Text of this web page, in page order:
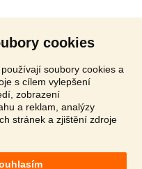
cookies
soubory cookies a
s cílem vylepšení
zobrazení
a reklam, analýzy
stránek a zjištění zdroje
- [30.6. 2026]